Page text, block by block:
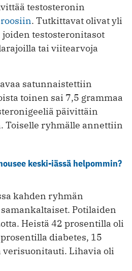
testosteronin
. Tutkittavat olivat yli
testosteronitasot
tai viitearvoja
satunnaistettiin
toinen sai 7,5 grammaa
päivittäin
Toiselle ryhmälle annettiin
keski-iässä helpommin?
kahden ryhmän
Potilaiden
Heistä 42 prosentilla oli
diabetes, 15
verisuonitauti. Lihavia oli